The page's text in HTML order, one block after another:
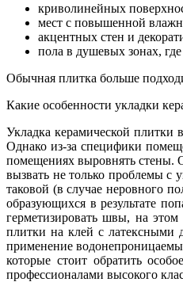
криволинейных
мест с повышенной
акцентных стен и
пола в душевых зонах,
Обычная плитка больше
Какие особенности укладки
Укладка керамической плитки
Однако из-за специфики
помещениях выровнять стены.
вызвать не только проблемы с
таковой (в случае неровного
образующихся в результате
герметизировать швы, на
плитки на клей с латексными
применение
которые стоит обратить
профессионалами высокого